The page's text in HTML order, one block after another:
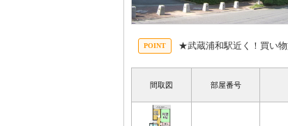
★武蔵浦和駅近く！買い
間取図 部屋番号